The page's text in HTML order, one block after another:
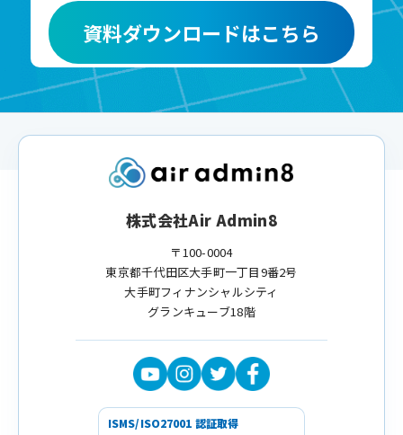
資料ダウンロードはこちら
株式会社Air Admin8
〒100-0004
東京都千代田区大手町一丁目9番2号
大手町フィナンシャルシティ
グランキューブ18階
ISMS/ISO27001 認証取得